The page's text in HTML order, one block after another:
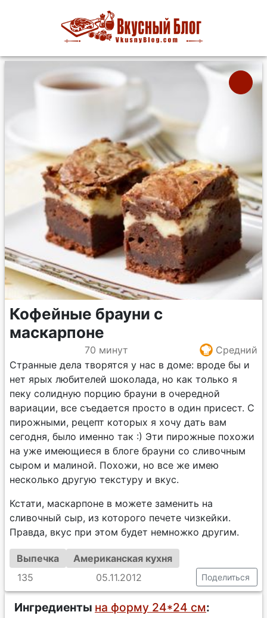
Кофейные брауни с
маскарпоне
70 минут
Средний
Странные дела творятся у нас в доме: вроде бы и
нет ярых любителей шоколада, но как только я
пеку солидную порцию брауни в очередной
вариации, все съедается просто в один присест. С
пирожными, рецепт которых я хочу дать вам
сегодня, было именно так :) Эти пирожные похожи
на уже имеющиеся в блоге брауни со сливочным
сыром и малиной. Похожи, но все же имею
несколько другую текстуру и вкус.
Кстати, маскарпоне в можете заменить на
сливочный сыр, из которого печете чизкейки.
Правда, вкус при этом будет немножко другим.
Выпечка
Американская кухня
135
05.11.2012 Поделиться
Ингредиенты на форму 24*24 см: